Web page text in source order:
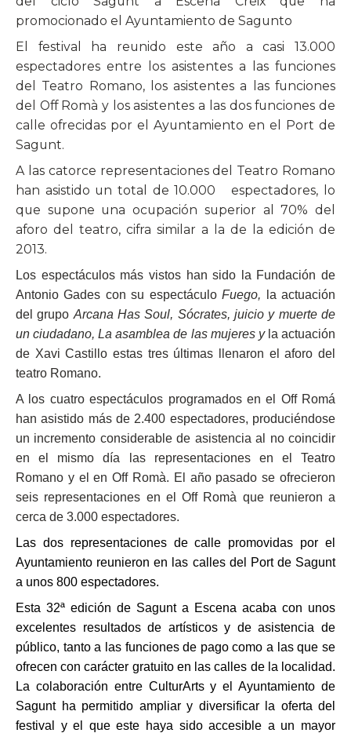
promocionado el Ayuntamiento de Sagunto
El festival ha reunido este año a casi 13.000
espectadores entre los asistentes a las funciones
del Teatro Romano, los asistentes a las funciones
del Off Romà y los asistentes a las dos funciones de
calle ofrecidas por el Ayuntamiento en el Port de
Sagunt.
A las catorce representaciones del Teatro Romano
han asistido un total de 10.000
espectadores, lo
que supone una ocupación superior al 70% del
aforo del teatro, cifra similar a la de la edición de
2013.
Los espectáculos más vistos han sido la Fundación de
Antonio Gades con su espectáculoFuego,
la actuación
del grupo Arcana Has Soul, Sócrates, juicio y muerte de
un ciudadano, La asamblea de las mujeres y la actuación
de Xavi Castillo estas tres últimas llenaron el aforo del
teatro Romano.
A los cuatro espectáculos programados en el Off Romá
han asistido más de 2.400 espectadores, produciéndose
un incremento considerable de asistencia al no coincidir
en el mismo día las representaciones en el Teatro
Romano y el en Off Romà. El año pasado se ofrecieron
seis representaciones en el Off Romà que reunieron a
cerca de 3.000 espectadores.
Las dos representaciones de calle promovidas por el
Ayuntamiento reunieron en las calles del Port de Sagunt
a unos 800 espectadores.
Esta 32ª edición de Sagunt a Escena acaba con unos
excelentes resultados de artísticos y de asistencia de
público, tanto a las funciones de pago como a las que se
ofrecen con carácter gratuito en las calles de la localidad.
La colaboración entre CulturArts y el Ayuntamiento de
Sagunt ha permitido ampliar y diversificar la oferta del
festival y el que este haya sido accesible a un mayor